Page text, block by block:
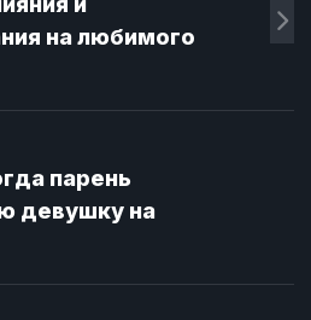
на любимого
парень
девушку на